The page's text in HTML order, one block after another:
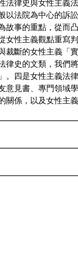
法律史與女性主義
以法院為中心的訴
故事的重點，從而
女性主義觀點重寫
裁斷的女性主義「
律史的文類，我們
。四是女性主義法
意見書、專門領域
關係，以及女性主